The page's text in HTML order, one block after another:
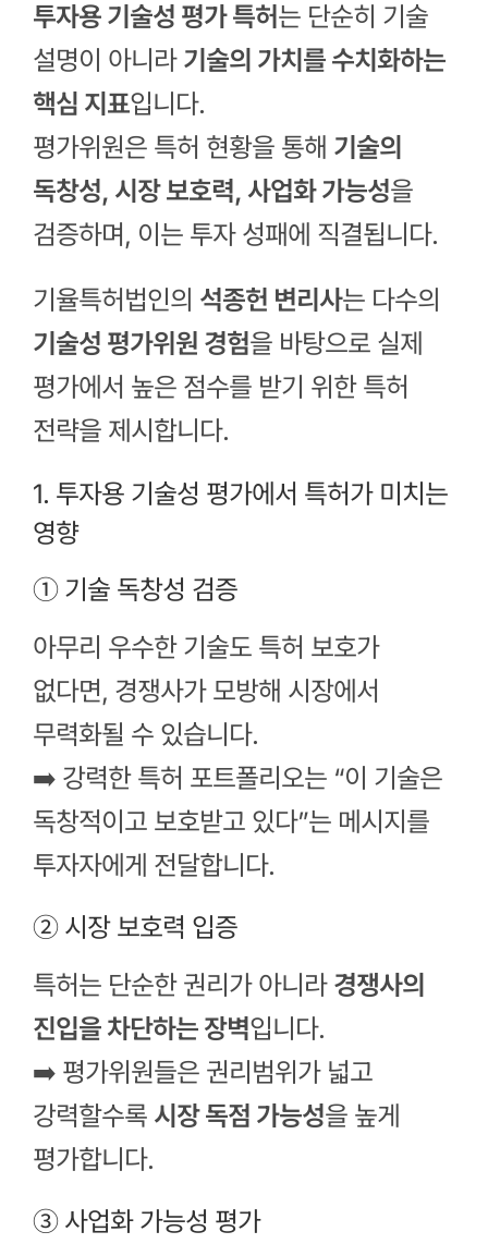
투자용 기술성 평가 특허는 단순히 기술
설명이 아니라 기술의 가치를 수치화하는
핵심 지표입니다.
평가위원은 특허 현황을 통해 기술의
독창성, 시장 보호력, 사업화 가능성을
검증하며, 이는 투자 성패에 직결됩니다.
기율특허법인의 석종헌 변리사는 다수의
기술성 평가위원 경험을 바탕으로 실제
평가에서 높은 점수를 받기 위한 특허
전략을 제시합니다.
1. 투자용 기술성 평가에서 특허가 미치는
영향
① 기술 독창성 검증
아무리 우수한 기술도 특허 보호가
없다면, 경쟁사가 모방해 시장에서
무력화될 수 있습니다.
➡️ 강력한 특허 포트폴리오는 “이 기술은
독창적이고 보호받고 있다”는 메시지를
투자자에게 전달합니다.
② 시장 보호력 입증
특허는 단순한 권리가 아니라 경쟁사의
진입을 차단하는 장벽입니다.
➡️ 평가위원들은 권리범위가 넓고
강력할수록 시장 독점 가능성을 높게
평가합니다.
③ 사업화 가능성 평가